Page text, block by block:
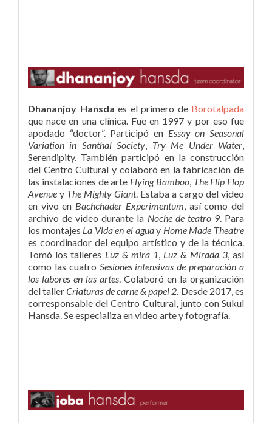
Dhananjoy Hansda es el primero de Borotalpada
que nace en una clínica. Fue en 1997 y por eso fue
apodado “doctor”. Participó en Essay on Seasonal
Variation in Santhal Society
Try Me Under Water
Serendipity. También participó en la construcción
del Centro Cultural y colaboró en la fabricación de
las instalaciones de arte Flying Bamboo, The Flip Flop
Avenue y The Mighty Giant. Estaba a cargo del video
en vivo en Bachchader Experimentum , así como del
archivo de video durante la Noche de teatro 9. Para
los montajes La Vida en el aguay Home Made Theatre
es coordinador del equipo artístico y de la técnica.
Tomó los talleres Luz & mira 1 Luz & Mirada 3, así
como las cuatro Sesiones intensivas de preparación a
los labores en las artes . Colaboró en la organización
del tallerCriaturas de carne & papel 2 . Desde 2017, es
corresponsable del Centro Cultural, junto con Sukul
Hansda. Se especializa en video arte y fotografía.